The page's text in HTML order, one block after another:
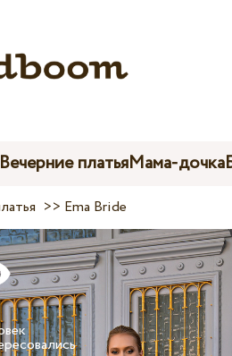
Вечерние платьяМама-дочка
>> Ema Bride
интересовались